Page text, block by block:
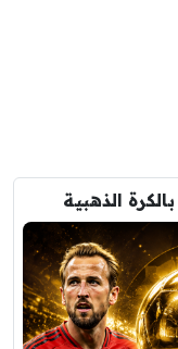
الذهبية